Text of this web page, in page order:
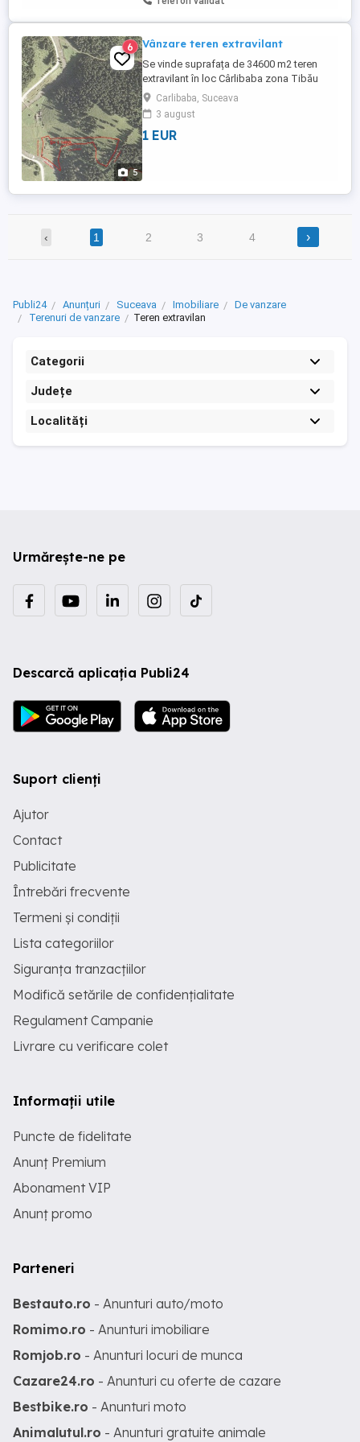
5
6 Vânzare teren extravilant
Se vinde suprafața de 34600 m2 teren
extravilant în loc Cârlibaba zona Tibău
jud.Suceava
Carlibaba, Suceava
3 august
1 EUR
‹ 1 2 3 4 ›
Publi24 Anunțuri Suceava Imobiliare
De vanzare
Terenuri de vanzare
Teren extravilan
Categorii
Județe
Localități
Urmărește-ne pe
Descarcă aplicația Publi24
Suport clienți
Ajutor
Contact
Publicitate
Întrebări frecvente
Termeni și condiții
Lista categoriilor
Siguranța tranzacțiilor
Modifică setările de confidențialitate
Regulament Campanie
Livrare cu verificare colet
Informații utile
Puncte de fidelitate
Anunț Premium
Abonament VIP
Anunț promo
Parteneri
Bestauto.ro - Anunturi auto/moto
Romimo.ro - Anunturi imobiliare
Romjob.ro - Anunturi locuri de munca
Cazare24.ro - Anunturi cu oferte de cazare
Bestbike.ro - Anunturi moto
Animalutul.ro - Anunturi gratuite animale